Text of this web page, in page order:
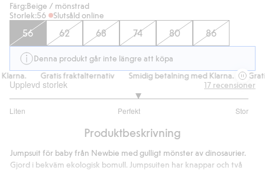
Färg:Beige / mönstrad
Storlek:56 Slutsåld online
56 62 68 74 80 86
Denna produkt går inte längre att köpa
Gratis fraktalternativ Smidig betalning med Klarna. Gratis
Upplevd storlek
Liten Perfekt Stor
utav
14
betyg
17 recensioner
Produktbeskrivning
Jumpsuit för baby från Newbie med gulligt mönster av dinosaurier.
Gjord i bekväm ekologisk bomull. Jumpsuiten har knappar och två